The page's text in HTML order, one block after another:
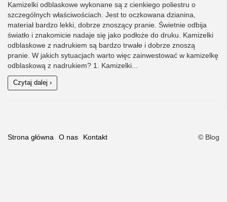
Kamizelki odblaskowe wykonane są z cienkiego poliestru o
szczególnych właściwościach. Jest to oczkowana dzianina,
materiał bardzo lekki, dobrze znoszący pranie. Świetnie odbija
światło i znakomicie nadaje się jako podłoże do druku. Kamizelki
odblaskowe z nadrukiem są bardzo trwałe i dobrze znoszą
pranie. W jakich sytuacjach warto więc zainwestować w kamizelkę
odblaskową z nadrukiem? 1. Kamizelki...
Czytaj dalej ›
Strona główna O nas Kontakt © Blog